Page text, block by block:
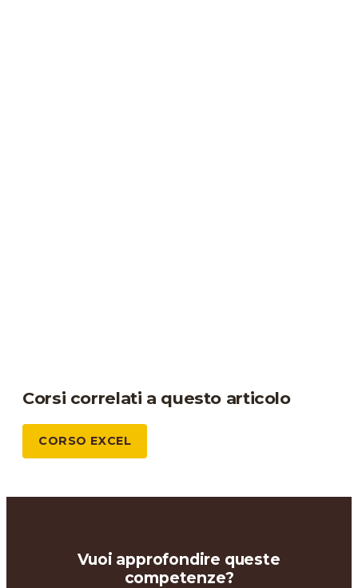
Corsi correlati a questo articolo
CORSO EXCEL
Vuoi approfondire queste
competenze?